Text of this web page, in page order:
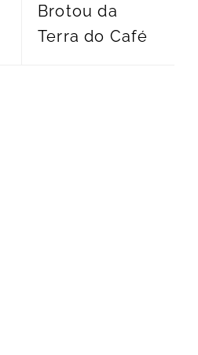
Brotou da
Terra do Café